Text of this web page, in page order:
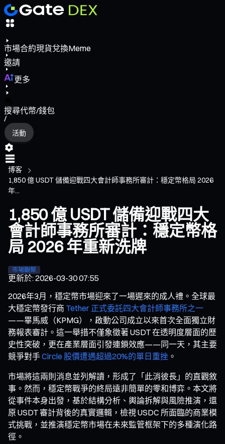
市場合約現貨兌換Meme
邀請
更多
搜尋代幣/錢包
/
活動
博客
1,850 億 USDT 儲備迎戰四大會計師事務所審計：穩定幣格局 2026
年...
1,850 億 USDT 儲備迎戰四大
會計師事務所審計：穩定幣格
局 2026 年重新洗牌
市場觀察
更新於:2026-03-30 07:55
2026年3月，穩定幣市場迎來了一場遲來的成人禮。全球最
大穩定幣發行商 Tether 正式委託四大會計師事務所之一
——畢馬威（KPMG），啟動公司成立以來首次全面獨立財
務報表審計。這一舉措不僅象徵著 USDT 在透明度層面的歷
史性突破，更在產業層面引發連鎖效應——同一天，其主要
競爭對手Circle 股價遭遇超過20%的單日重挫 。
市場將這兩則消息並列解讀，形成了「此消彼長」的直觀敘
事。然而，穩定幣戰爭的終局遠非簡單的零和博弈。本文將
從事件本身出發，基於結構分析、輿論拆解與風險推演，還
原 USDT 審計背後的真實邏輯，檢視 USDC 所面臨的商業模
式挑戰，並推演穩定幣市場在未來監管框架下的多種演化路
徑。